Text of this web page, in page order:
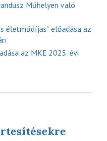
Műhelyen való
életműdíjas” előadása az
az MKE 2025. évi